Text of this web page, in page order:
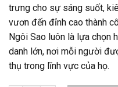
trưng cho sự sáng suốt,
vươn đến đỉnh cao thành
Ngôi Sao luôn là lựa chọn
danh lớn, nơi mỗi người
thụ trong lĩnh vực của họ.